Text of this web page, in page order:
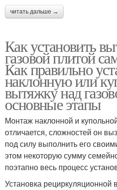
читать дальше →
Как установить
газовой плитой
Как правильно
наклонную или
вытяжку над
основные этапы
Монтаж наклонной и
отличается, сложностей он
под силу выполнить его
этом некоторую сумму
поэтапно весь процесс
Установка рециркуляционной